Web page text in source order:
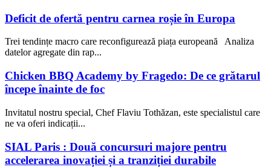
Deficit de ofertă pentru carnea roșie în Europa
Trei tendințe macro care reconfigurează piața europeană Analiza
datelor agregate din rap...
Chicken BBQ Academy by Fragedo: De ce grătarul
începe înainte de foc
Invitatul nostru special, Chef Flaviu Tothăzan, este specialistul care
ne va oferi indicații...
SIAL Paris : Două concursuri majore pentru
accelerarea inovației și a tranziției durabile